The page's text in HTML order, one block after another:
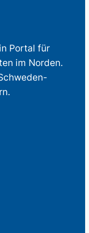
Portal für
im Norden.